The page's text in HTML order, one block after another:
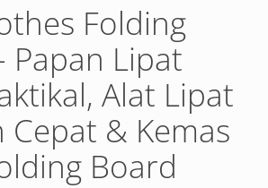
Folding
Papan Lipat
Alat Lipat
Cepat & Kemas
Board